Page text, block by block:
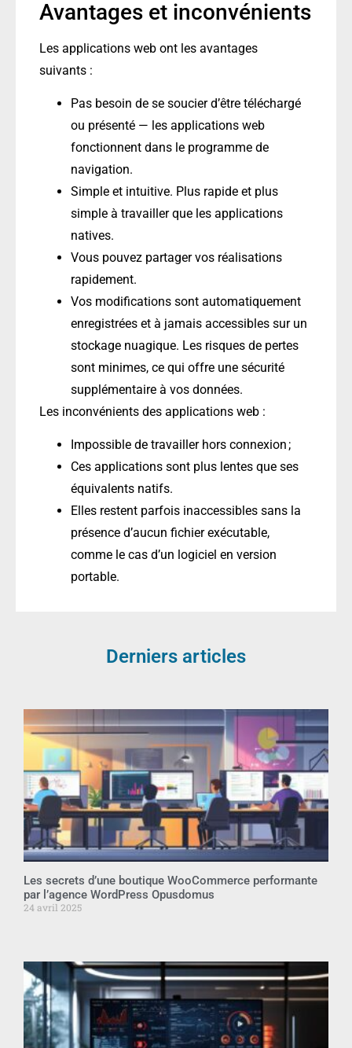
Avantages et inconvénients
Les applications web ont les avantages
suivants :
Pas besoin de se soucier d’être téléchargé
ou présenté — les applications web
fonctionnent dans le programme de
navigation.
Simple et intuitive. Plus rapide et plus
simple à travailler que les applications
natives.
Vous pouvez partager vos réalisations
rapidement.
Vos modifications sont automatiquement
enregistrées et à jamais accessibles sur un
stockage nuagique. Les risques de pertes
sont minimes, ce qui offre une sécurité
supplémentaire à vos données.
Les inconvénients des applications web :
Impossible de travailler hors connexion ;
Ces applications sont plus lentes que ses
équivalents natifs.
Elles restent parfois inaccessibles sans la
présence d’aucun fichier exécutable,
comme le cas d’un logiciel en version
portable.
Derniers articles
Les secrets d’une boutique WooCommerce performante
par l’agence WordPress Opusdomus
24 avril 2025